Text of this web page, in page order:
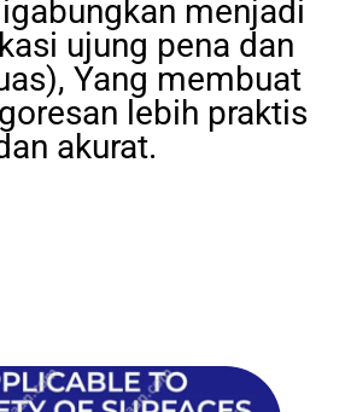
menjadi
ujung pena dan
Yang membuat
lebih praktis
akurat.